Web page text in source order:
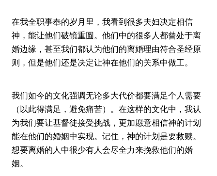
在我全职事奉的岁月里，我看到很多夫妇决定相信
神，能让他们破镜重圆。他们中的很多人都曾处于离
婚边缘，甚至我们都认为他们的离婚理由符合圣经原
则，但是他们还是决定让神在他们的关系中做工。
我们如今的文化强调无论多大代价都要满足个人需要
（以此得满足，避免痛苦）。在这样的文化中，我认
为我们要让基督徒接受挑战，更加愿意相信神的计划
能在他们的婚姻中实现。记住，神的计划是要救赎。
想要离婚的人中很少有人会尽全力来挽救他们的婚
姻。